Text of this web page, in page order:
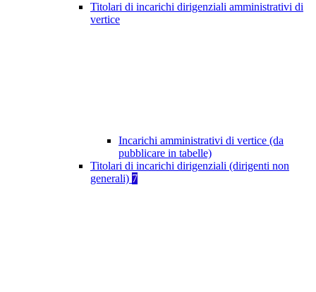
Titolari di incarichi dirigenziali amministrativi di
vertice
Incarichi amministrativi di vertice (da
pubblicare in tabelle)
Titolari di incarichi dirigenziali (dirigenti non
generali) 7